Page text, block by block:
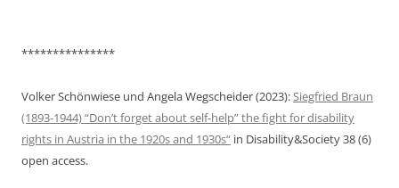
***************
Volker Schönwiese und Angela Wegscheider (2023):Siegfried Braun
(1893-1944) “Don’t forget about self-help” the fight for disability
rights in Austria in the 1920s and 1930s“ in Disability&Society 38 (6)
open access.